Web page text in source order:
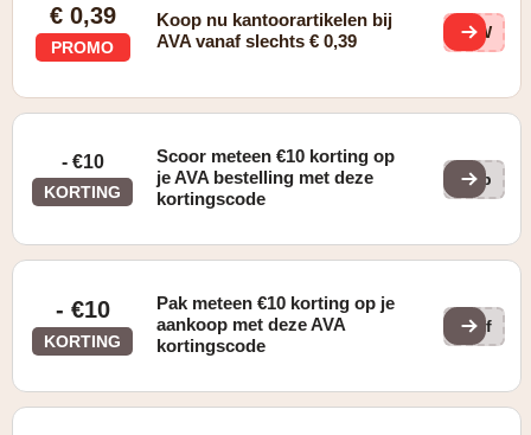
€ 0,39
PROMO
Koop nu kantoorartikelen bij
AVA vanaf slechts € 0,39
M1W
- €10
KORTING
Scoor meteen €10 korting op
je AVA bestelling met deze
kortingscode
bab
- €10
KORTING
Pak meteen €10 korting op je
aankoop met deze AVA
kortingscode
off